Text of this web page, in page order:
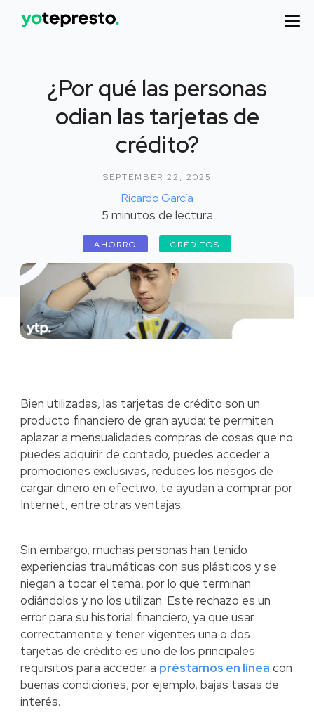
¿Por qué las personas
odian las tarjetas de
crédito?
SEPTEMBER 22, 2025
Ricardo García
5 minutos de lectura
AHORRO CRÉDITOS
Bien utilizadas, las tarjetas de crédito son un
producto financiero de gran ayuda: te permiten
aplazar a mensualidades compras de cosas que no
puedes adquirir de contado, puedes acceder a
promociones exclusivas, reduces los riesgos de
cargar dinero en efectivo, te ayudan a comprar por
Internet, entre otras ventajas.
Sin embargo, muchas personas han tenido
experiencias traumáticas con sus plásticos y se
niegan a tocar el tema, por lo que terminan
odiándolos y no los utilizan. Este rechazo es un
error para su historial financiero, ya que usar
correctamente y tener vigentes una o dos
tarjetas de crédito es uno de los principales
requisitos para acceder a préstamos en línea con
buenas condiciones, por ejemplo, bajas tasas de
interés.